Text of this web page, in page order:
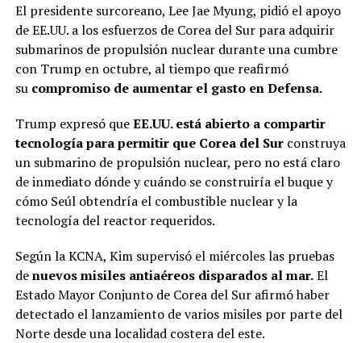
El presidente surcoreano, Lee Jae Myung, pidió el apoyo
de EE.UU. a los esfuerzos de Corea del Sur para adquirir
submarinos de propulsión nuclear durante una cumbre
con Trump en octubre, al tiempo que reafirmó
su compromiso de aumentar el gasto en Defensa.
Trump expresó queEE.UU. está abierto a compartir
tecnología para permitir que Corea del Surconstruya
un submarino de propulsión nuclear, pero no está claro
de inmediato dónde y cuándo se construiría el buque y
cómo Seúl obtendría el combustible nuclear y la
tecnología del reactor requeridos.
Según la KCNA, Kim supervisó el miércoles las pruebas
denuevos misiles antiaéreos disparados al mar.El
Estado Mayor Conjunto de Corea del Sur afirmó haber
detectado el lanzamiento de varios misiles por parte del
Norte desde una localidad costera del este.